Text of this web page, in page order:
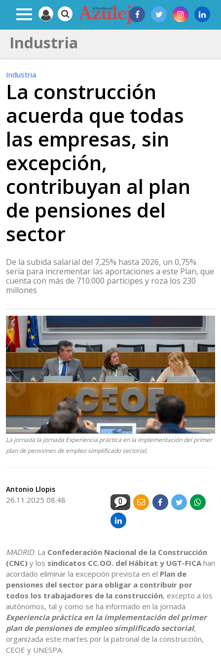
Industria
Industria
La construcción
acuerda que todas
las empresas, sin
excepción,
contribuyan al plan
de pensiones del
sector
De la subida salarial del 7,25% hasta 2026, un 0,75%
sería para incrementar las aportaciones a este Plan, que
cuenta con más de 710.000 partícipes y roza los 230
millones
La jornada la jornada Experiencia práctica en la implementación del primer
plan de pensiones de empleo simplificado sectorial,
Antonio Llopis
26.11.2025 08:48 0
MADRID. La Confederación Nacional de la Construcción
(CNC) y los sindicatos CC.OO. del Hábitat y UGT-FICA han
acordado eliminar la excepción prevista en el Plan de
pensiones del sector para obligar a contribuir por
todos los trabajadores de la construcción, excepto a los
autónomos, tal y como se ha informado en la jornada
Experiencia práctica en la implementación del primer
plan de pensiones de empleo simplificado sectorial,
organizada este martes por la patronal de la construcción,
CEOE y UNESPA.